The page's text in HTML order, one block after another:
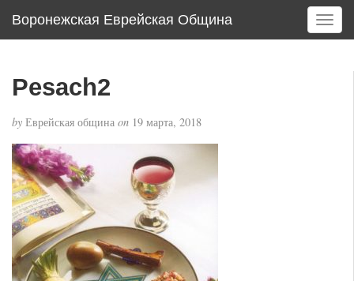
Воронежская Еврейская Община
T
o
Pesach2
by Еврейская община on 19 марта, 2018